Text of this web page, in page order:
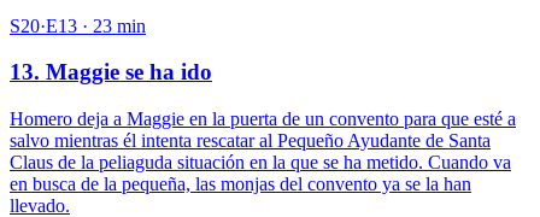
S20·E13 · 23 min
13. Maggie se ha ido
Homero deja a Maggie en la puerta de un convento para que esté a
salvo mientras él intenta rescatar al Pequeño Ayudante de Santa
Claus de la peliaguda situación en la que se ha metido. Cuando va
en busca de la pequeña, las monjas del convento ya se la han
llevado.